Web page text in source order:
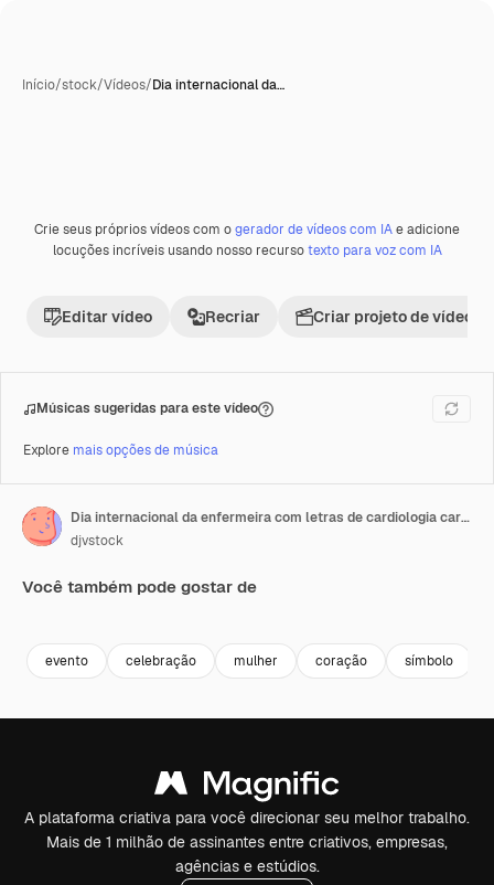
Início/stock/Vídeos/Dia internacional da…
Premium
Crie seus próprios vídeos com ogerador de vídeos com IAe adicione
locuções incríveis usando nosso recursotexto para voz com IA
Editar vídeo Recriar Criar projeto de vídeo
Músicas sugeridas para este vídeo
Explore mais opções de música
Dia internacional da enfermeira com letras de cardiologia cardíaca
djvstock
Você também pode gostar de
evento celebração mulher coração símbolo
A plataforma criativa para você direcionar seu melhor trabalho.
Mais de 1 milhão de assinantes entre criativos, empresas,
agências e estúdios.